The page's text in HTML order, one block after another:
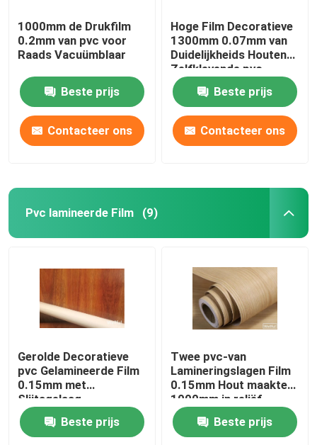
1000mm de Drukfilm
0.2mm van pvc voor
Raads Vacuümblaar
Beste prijs
Contacteer ons
Hoge Film Decoratieve
1300mm 0.07mm van
Duidelijkheids Houten
Zelfklevende pvc
Beste prijs
Contacteer ons
Pvc lamineerde Film (9)
Gerolde Decoratieve
pvc Gelamineerde Film
0.15mm met
Slijtagelaag
Beste prijs
Twee pvc-van
Lamineringslagen Film
0.15mm Hout maakten
1000mm in reliëf
Beste prijs